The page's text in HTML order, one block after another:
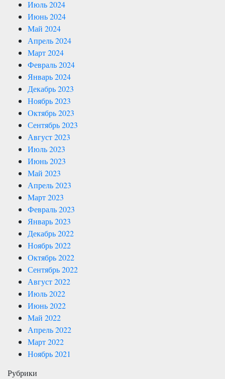
Июль 2024
Июнь 2024
Май 2024
Апрель 2024
Март 2024
Февраль 2024
Январь 2024
Декабрь 2023
Ноябрь 2023
Октябрь 2023
Сентябрь 2023
Август 2023
Июль 2023
Июнь 2023
Май 2023
Апрель 2023
Март 2023
Февраль 2023
Январь 2023
Декабрь 2022
Ноябрь 2022
Октябрь 2022
Сентябрь 2022
Август 2022
Июль 2022
Июнь 2022
Май 2022
Апрель 2022
Март 2022
Ноябрь 2021
Рубрики